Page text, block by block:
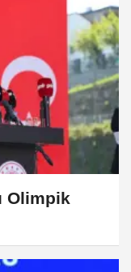
Olimpik